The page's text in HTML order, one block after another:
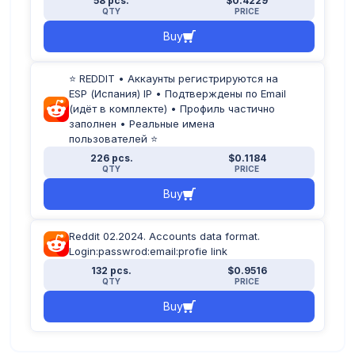
QTY PRICE
Buy
⭐ REDDIT • Аккаунты регистрируются на
ESP (Испания) IP • Подтверждены по Email
(идёт в комплекте) • Профиль частично
заполнен • Реальные имена
пользователей ⭐
226 pcs.
QTY
$0.1184
PRICE
Buy
Reddit 02.2024. Accounts data format.
Login:passwrod:email:profie link
132 pcs.
QTY
$0.9516
PRICE
Buy